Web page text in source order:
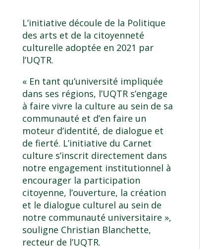
L’initiative découle de la Politique
des arts et de la citoyenneté
culturelle adoptée en 2021 par
l’UQTR.
« En tant qu’université impliquée
dans ses régions, l’UQTR s’engage
à faire vivre la culture au sein de sa
communauté et d’en faire un
moteur d’identité, de dialogue et
de fierté. L’initiative du Carnet
culture s’inscrit directement dans
notre engagement institutionnel à
encourager la participation
citoyenne, l’ouverture, la création
et le dialogue culturel au sein de
notre communauté universitaire »,
souligne Christian Blanchette,
recteur de l’UQTR.